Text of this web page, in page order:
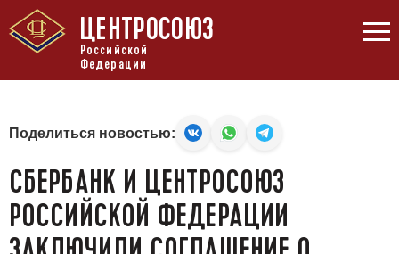
ЦЕНТРОСОЮЗ
Российской
Федерации
Поделиться новостью:
СБЕРБАНК И ЦЕНТРОСОЮЗ
РОССИЙСКОЙ ФЕДЕРАЦИИ